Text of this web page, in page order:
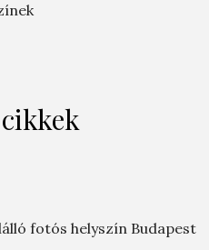
fotós helyszín Budapest